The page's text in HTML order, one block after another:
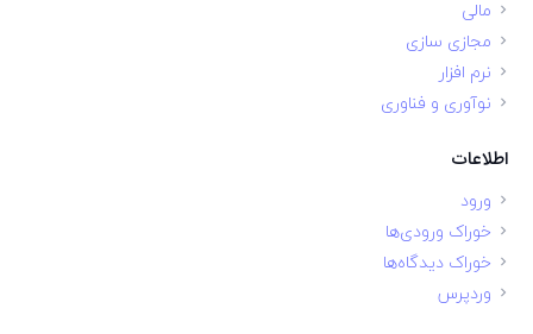
مالی
مجازی سازی
نرم افزار
نوآوری و فناوری
اطلاعات
ورود
خوراک ورودی‌ها
خوراک دیدگاه‌ها
وردپرس